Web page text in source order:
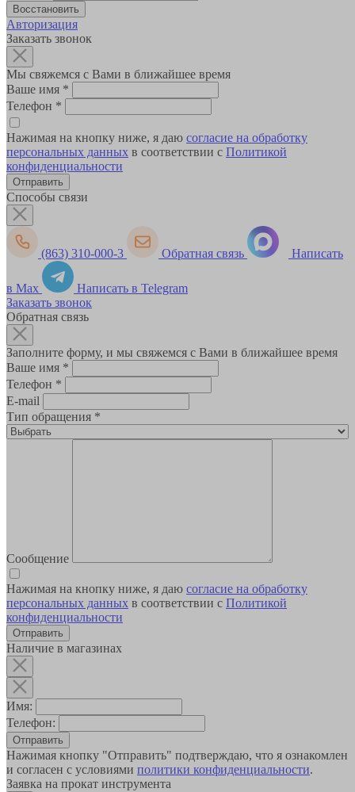
Авторизация
Заказать звонок
Мы свяжемся с Вами в ближайшее время
Ваше имя *
Телефон *
Нажимая на кнопку ниже, я даю согласие на обработку
персональных данных в соответствии с Политикой
конфиденциальности
Способы связи
(863) 310-000-3 Обратная связь Написать
в Max
Написать в Telegram
Заказать звонок
Обратная связь
Заполните форму, и мы свяжемся с Вами в ближайшее время
Ваше имя *
Телефон *
E-mail
Тип обращения *
Сообщение
Нажимая на кнопку ниже, я даю согласие на обработку
персональных данных в соответствии с Политикой
конфиденциальности
Наличие в магазинах
Имя:
Телефон:
Отправить
Нажимая кнопку "Отправить" подтверждаю, что я ознакомлен
и согласен с условиями политики конфиденциальности.
Заявка на прокат инструмента